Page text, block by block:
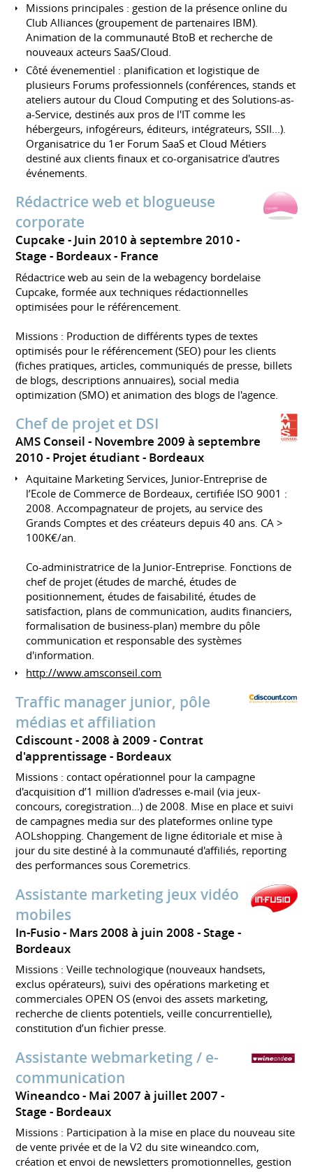
Missions principales : gestion de la présence online du
Club Alliances (groupement de partenaires IBM).
Animation de la communauté BtoB et recherche de
nouveaux acteurs SaaS/Cloud.
Côté évenementiel : planification et logistique de
plusieurs Forums professionnels (conférences, stands et
ateliers autour du Cloud Computing et des Solutions-as-
a-Service, destinés aux pros de l'IT comme les
hébergeurs, infogéreurs, éditeurs, intégrateurs, SSII...).
Organisatrice du 1er Forum SaaS et Cloud Métiers
destiné aux clients finaux et co-organisatrice d'autres
événements.
Rédactrice web et blogueuse
corporate
Cupcake
Juin 2010 à septembre 2010
Stage
Bordeaux France
Rédactrice web au sein de la webagency bordelaise
Cupcake, formée aux techniques rédactionnelles
optimisées pour le référencement.
Missions : Production de différents types de textes
optimisés pour le référencement (SEO) pour les clients
(fiches pratiques, articles, communiqués de presse, billets
de blogs, descriptions annuaires), social media
optimization (SMO) et animation des blogs de l'agence.
Chef de projet et DSI
AMS Conseil
Novembre 2009 à septembre
2010 Projet étudiant Bordeaux
Aquitaine Marketing Services, Junior-Entreprise de
l’Ecole de Commerce de Bordeaux, certifiée ISO 9001 :
2008. Accompagnateur de projets, au service des
Grands Comptes et des créateurs depuis 40 ans. CA >
100K€/an.
Co-administratrice de la Junior-Entreprise. Fonctions de
chef de projet (études de marché, études de
positionnement, études de faisabilité, études de
satisfaction, plans de communication, audits financiers,
formalisation de business-plan) membre du pôle
communication et responsable des systèmes
d'information.
http://www.amsconseil.com
Traffic manager junior, pôle
médias et affiliation
Cdiscount 2008 à 2009 Contrat
d'apprentissage
Bordeaux
Missions : contact opérationnel pour la campagne
d'acquisition d’1 million d'adresses e-mail (via jeux-
concours, coregistration…) de 2008. Mise en place et suivi
de campagnes media sur des plateformes online type
AOLshopping. Changement de ligne éditoriale et mise à
jour du site destiné à la communauté d'affiliés, reporting
des performances sous Coremetrics.
Assistante marketing jeux vidéo
mobiles
In-Fusio Mars 2008 à juin 2008 Stage
Bordeaux
Missions : Veille technologique (nouveaux handsets,
exclus opérateurs), suivi des opérations marketing et
commerciales OPEN OS (envoi des assets marketing,
recherche de clients potentiels, veille concurrentielle),
constitution d’un fichier presse.
Assistante webmarketing / e-
communication
Wineandco
Mai 2007 à juillet 2007
Stage
Bordeaux
Missions : Participation à la mise en place du nouveau site
de vente privée et de la V2 du site wineandco.com,
création et envoi de newsletters promotionnelles, gestion